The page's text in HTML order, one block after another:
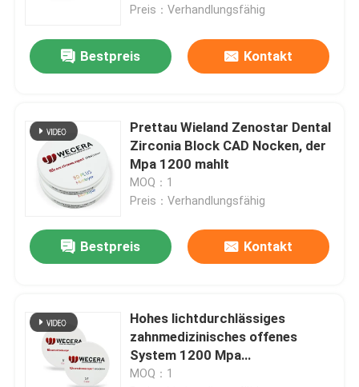
Nocken Mahlen
Preis：Verhandlungsfähig
Bestpreis Kontakt
Prettau Wieland Zenostar Dental
Zirconia Block CAD Nocken, der
Mpa 1200 mahlt
MOQ：1
Preis：Verhandlungsfähig
Bestpreis Kontakt
Hohes lichtdurchlässiges
zahnmedizinisches offenes
System 1200 Mpa
Zirkoniumdioxid-B1 98*25mm
MOQ：1